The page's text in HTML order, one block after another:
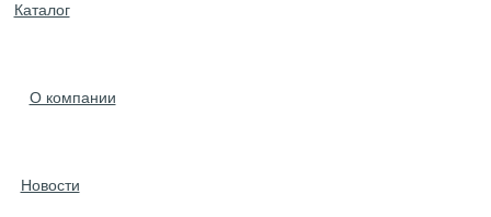
Каталог
О компании
Новости